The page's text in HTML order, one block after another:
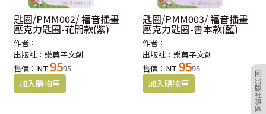
回
出
版
社
專
區
匙圈/PMM002/ 福音插畫
壓克力匙圈-花開款(紫)
作者：
出版社：樂菓子文創
售價：NT 9595
匙圈/PMM003/ 福音插畫
壓克力匙圈-書本款(藍)
作者：
出版社：樂菓子文創
售價：NT 9595